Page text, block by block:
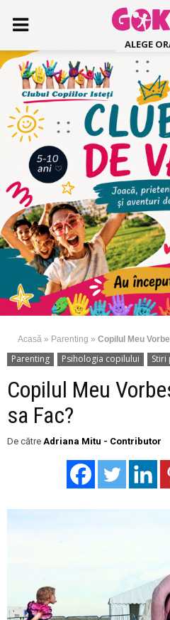
ALEGE
Acasă » Parenting » Copilul Meu
Parenting Psihologia copilului Stiri
Copilul Meu
sa Fac?
De către Adriana Mitu - Contributor